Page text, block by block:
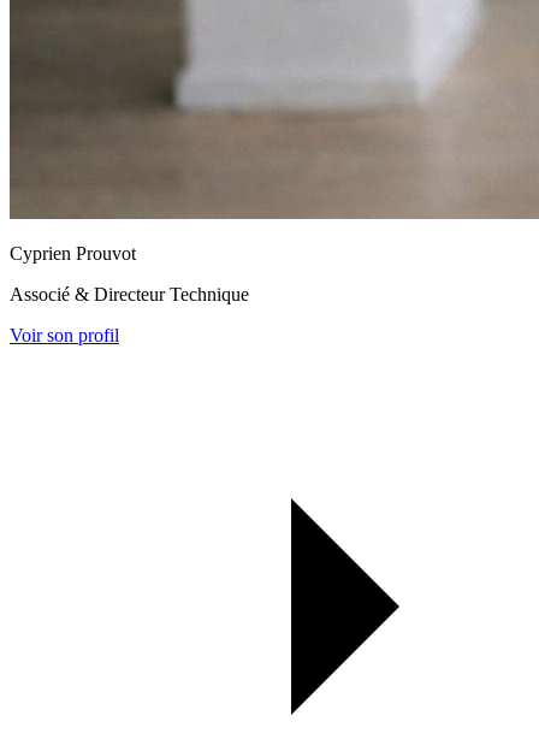
Cyprien Prouvot
Associé & Directeur Technique
Voir son profil